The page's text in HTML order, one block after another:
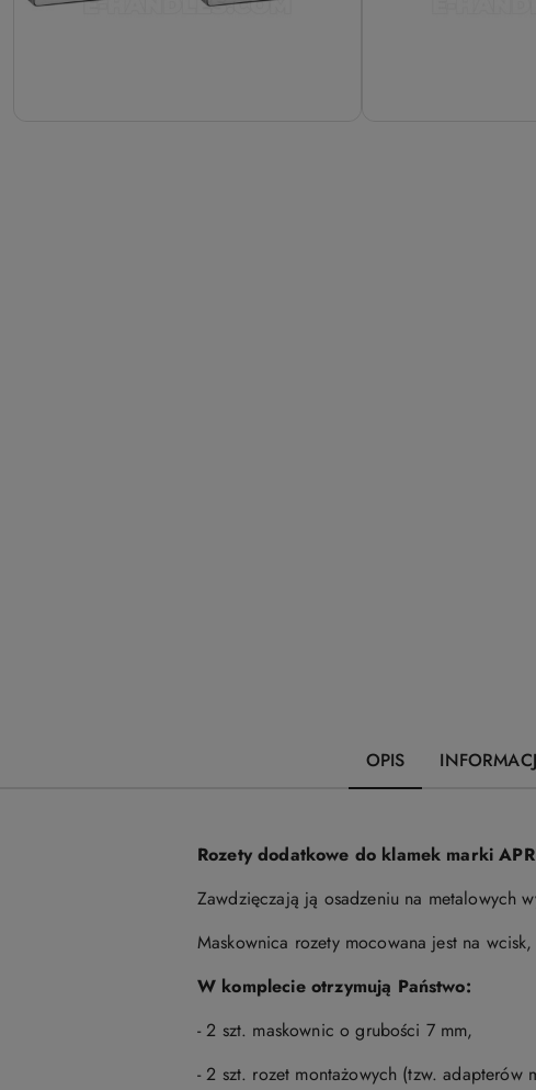
OPIS
Rozety dodatkowe do klamek marki
Zawdzięczają ją osadzeniu na metalowych
Maskownica rozety mocowana jest na
W komplecie otrzymują Państwo:
- 2 szt. maskownic o grubości 7 mm,
- 2 szt. rozet montażowych (tzw. adapterów